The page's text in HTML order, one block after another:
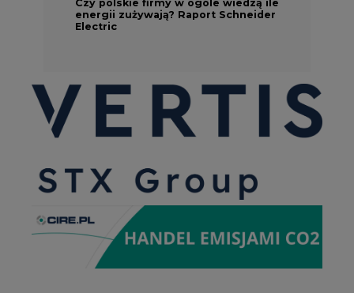
energii zużywają? Raport Schneider
Electric